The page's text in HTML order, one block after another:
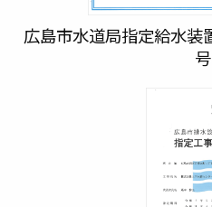
広島市水道局指定給水装
号